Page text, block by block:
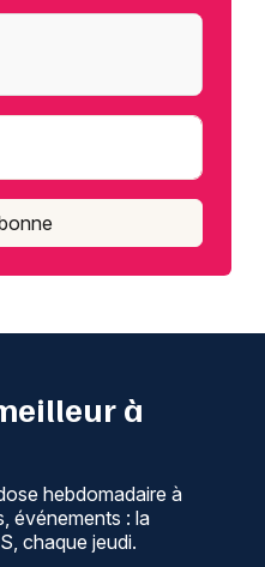
à
hebdomadaire à
événements : la
chaque jeudi.